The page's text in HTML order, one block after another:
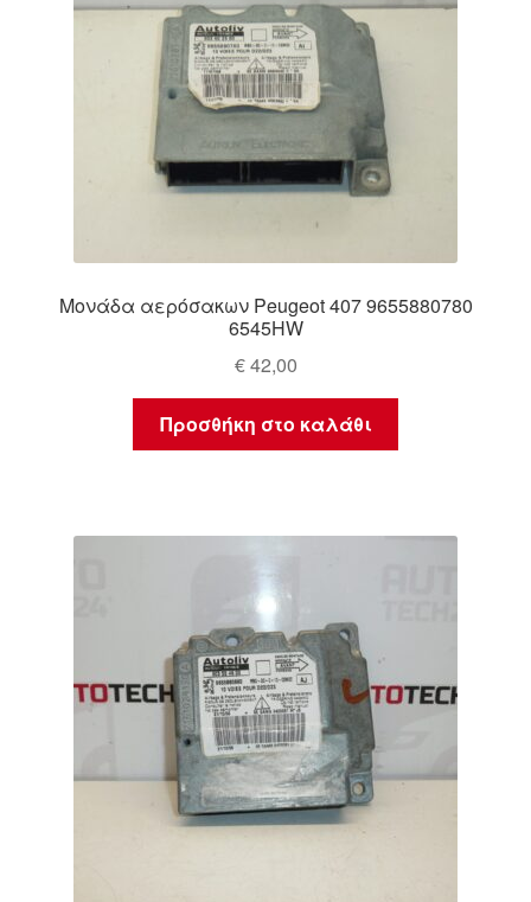
Μονάδα αερόσακων Peugeot 407 9655880780
6545HW
€42,00
Προσθήκη στο καλάθι